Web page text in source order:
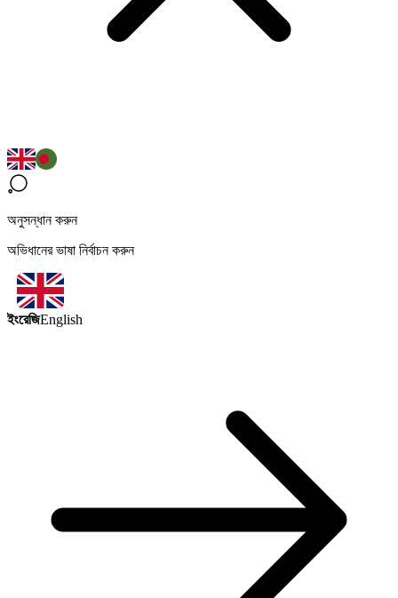
অনুসন্ধান করুন
অভিধানের ভাষা নির্বাচন করুন
ইংরেজিEnglish